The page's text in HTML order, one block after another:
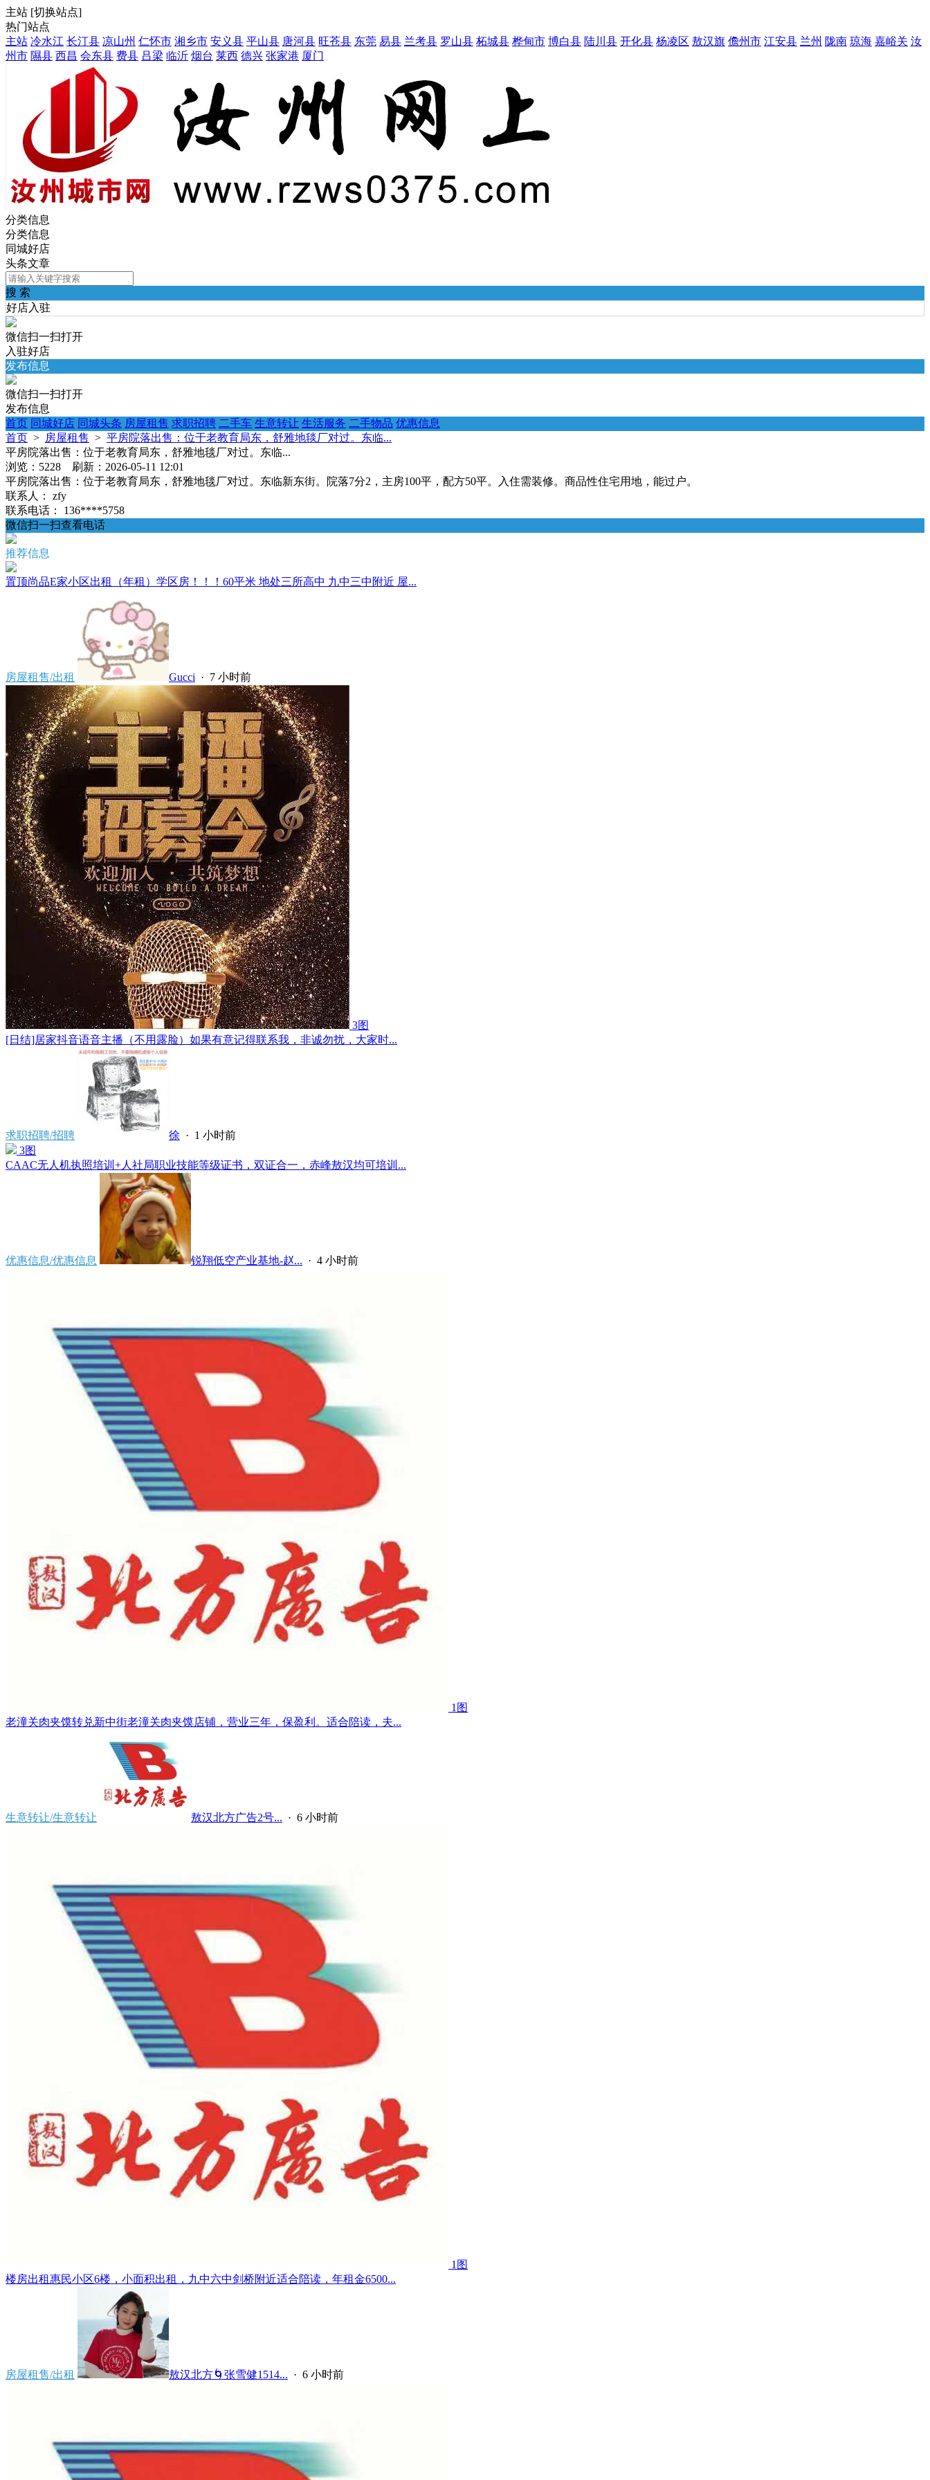
主站 [切换站点]
热门站点
主站 冷水江 长汀县 凉山州 仁怀市 湘乡市 安义县 平山县 唐河县 旺苍县 东莞 易县 兰考县 罗山县 柘城县 桦甸市 博白县 陆川县 开化县 杨凌区 敖汉旗 儋州市 江安县 兰州 陇南 琼海 嘉峪关 汝
州市 隰县 西昌 会东县 费县 吕梁 临沂 烟台 莱西 德兴 张家港 厦门
分类信息
分类信息
同城好店
头条文章
搜 索
好店入驻
微信扫一扫打开
入驻好店
发布信息
微信扫一扫打开
发布信息
首页 同城好店 同城头条 房屋租售 求职招聘 二手车 生意转让 生活服务 二手物品 优惠信息
首页 > 房屋租售 > 平房院落出售：位于老教育局东，舒雅地毯厂对过。东临...
平房院落出售：位于老教育局东，舒雅地毯厂对过。东临...
浏览：5228 刷新：2026-05-11 12:01
平房院落出售：位于老教育局东，舒雅地毯厂对过。东临新东街。院落7分2，主房100平，配方50平。入住需装修。商品性住宅用地，能过户。
联系人：
zfy
联系电话：
136****5758
微信扫一扫查看电话
推荐信息
置顶尚品E家小区出租（年租）学区房！！！60平米 地处三所高中 九中三中附近 屋...
房屋租售/出租 Gucci · 7 小时前
3图
[日结]居家抖音语音主播（不用露脸）如果有意记得联系我，非诚勿扰，大家时...
求职招聘/招聘 徐 · 1 小时前
3图
CAAC无人机执照培训+人社局职业技能等级证书，双证合一，赤峰敖汉均可培训...
优惠信息/优惠信息 锐翔低空产业基地-赵... · 4 小时前
1图
老潼关肉夹馍转兑新中街老潼关肉夹馍店铺，营业三年，保盈利。适合陪读，夫...
生意转让/生意转让 敖汉北方广告2号... · 6 小时前
1图
楼房出租惠民小区6楼，小面积出租，九中六中剑桥附近适合陪读，年租金6500...
房屋租售/出租 敖汉北方🌀张雪健1514... · 6 小时前